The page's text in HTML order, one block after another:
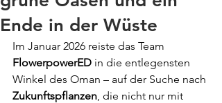
Ende in der Wüste
Im Januar 2026 reiste das Team
FlowerpowerED in die entlegensten
Winkel des Oman – auf der Suche nach
Zukunftspflanzen, die nicht nur mit